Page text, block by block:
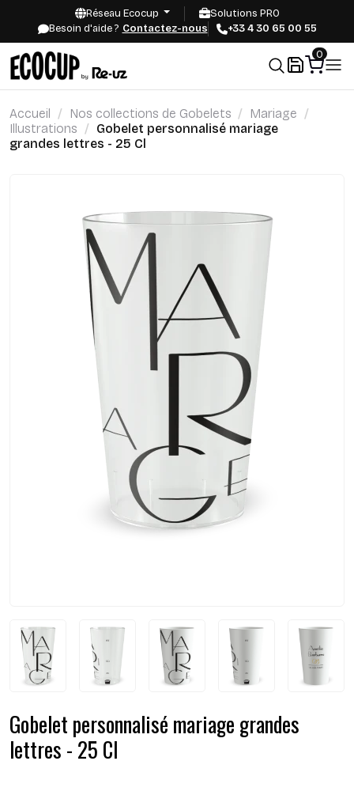
Réseau Ecocup
Solutions PRO
Besoin d'aide ? Contactez-nous +33 4 30 65 00 55
0
Accueil Nos collections de Gobelets
Mariage
Illustrations
Gobelet personnalisé mariage
grandes lettres - 25 Cl
Gobelet personnalisé mariage grandes
lettres - 25 Cl